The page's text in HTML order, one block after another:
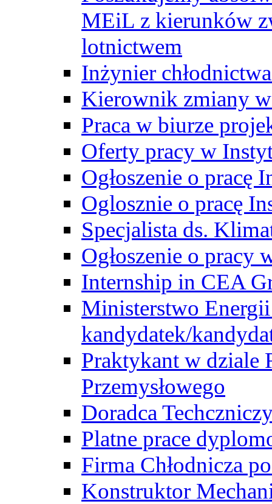
MEiL z kierunków
lotnictwem
Inżynier
Kierownik zmiany
Praca w biurze
Oferty pracy w
Ogłoszenie o pracę
Oglosznie o pracę
Specjalista ds.
Ogłoszenie o pracy
Internship in CEA
Ministerstwo
kandydatek/
Praktykant w dziale
Przemysłowego
Doradca
Platne prace
Firma Chłodnicza
Konstruktor